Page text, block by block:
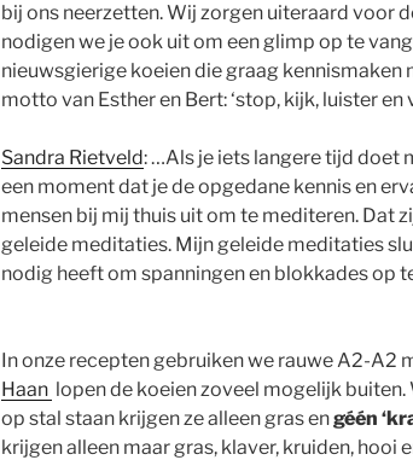
bij ons neerzetten. Wij zorgen uiteraard voor
nodigen we je ook uit om een glimp op te
nieuwsgierige koeien die graag kennismaken
motto van Esther en Bert: ‘stop, kijk, luister en
Sandra Rietveld: …Als je iets langere tijd doet
een moment dat je de opgedane kennis en
mensen bij mij thuis uit om te mediteren. Dat
geleide meditaties. Mijn geleide meditaties
nodig heeft om spanningen en blokkades op
In onze recepten gebruiken we rauwe A2-A2
Haan lopen de koeien zoveel mogelijk buiten.
op stal staan krijgen ze alleen gras engéén
krijgen alleen maar gras, klaver, kruiden, hooi